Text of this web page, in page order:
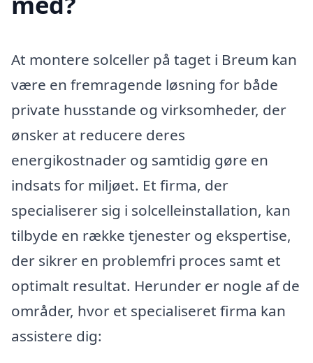
At montere solceller på taget i Breum kan
være en fremragende løsning for både
private husstande og virksomheder, der
ønsker at reducere deres
energikostnader og samtidig gøre en
indsats for miljøet. Et firma, der
specialiserer sig i solcelleinstallation, kan
tilbyde en række tjenester og ekspertise,
der sikrer en problemfri proces samt et
optimalt resultat. Herunder er nogle af de
områder, hvor et specialiseret firma kan
assistere dig: